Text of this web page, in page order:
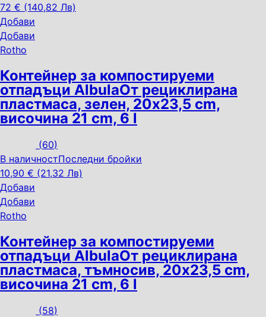
72 € (140,82 Лв)
Добави
Добави
Rotho
Контейнер за компостируеми
отпадъци AlbulaОт рециклирана
пластмаса, зелен, 20x23,5 cm,
височина 21 cm, 6 l
(60)
В наличностПоследни бройки
10,90 € (21,32 Лв)
Добави
Добави
Rotho
Контейнер за компостируеми
отпадъци AlbulaОт рециклирана
пластмаса, тъмносив, 20x23,5 cm,
височина 21 cm, 6 l
(58)